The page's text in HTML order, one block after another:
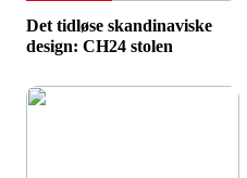
Det tidløse skandinaviske
design: CH24 stolen